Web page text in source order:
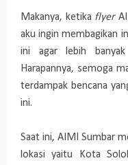
Makanya, ketika flyer
aku ingin membagikan
ini agar lebih
Harapannya, semoga
terdampak bencana
ini.
Saat ini, AIMI Sumbar
lokasi yaitu Kota